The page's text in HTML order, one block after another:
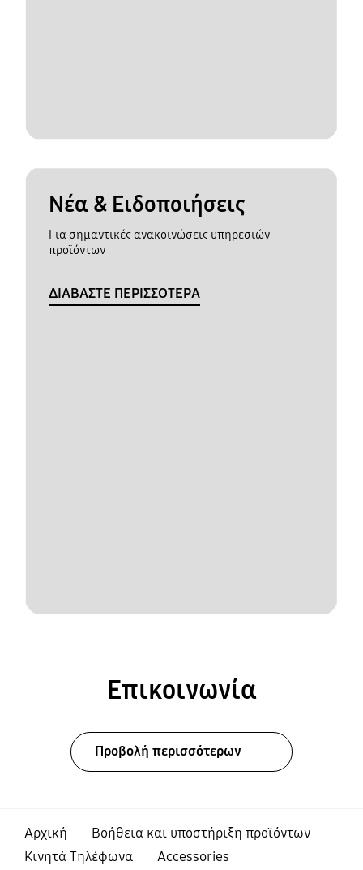
Νέα & Ειδοποιήσεις
Για σημαντικές ανακοινώσεις υπηρεσιών
προϊόντων
ΔΙΑΒΑΣΤΕ ΠΕΡΙΣΣΟΤΕΡΑ
Επικοινωνία
Προβολή περισσότερων
Αρχική
Βοήθεια και υποστήριξη προϊόντων
Κινητά Τηλέφωνα
Accessories